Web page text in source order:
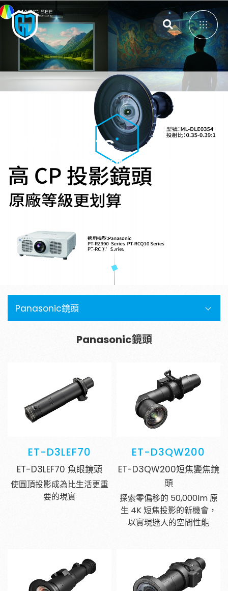
主選單
展覽展示設計
體感互動裝置
3D Mapping
大畫面投影拼接
智能電控膜
全息影像系統
金字塔設備租賃
聯絡資訊
聯絡我們
銀幕
投影鏡頭
控制系統與影音設備
4K高畫質抗光幕系列
請輸入關鍵字
SEARCH
Products
全方位新媒體影像科技設計
Panasonic鏡頭
Panasonic鏡頭
ET-D3LEF70
ET-D3LEF70 魚眼鏡頭
使圓頂投影成為比生活更重
要的現實
ET-D3QW200
ET-D3QW200短焦變焦鏡
頭
探索零偏移的 50,000lm 原
生 4K 短焦投影的新機會，
以實現迷人的空間性能